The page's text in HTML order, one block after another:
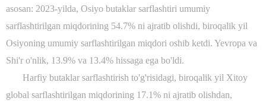
asosan: 2023-yilda, Osiyo butaklar sarflashtiri umumiy
sarflashtirilgan miqdorining 54.7% ni ajratib olishdi, biroqalik yil
Osiyoning umumiy sarflashtirilgan miqdori oshib ketdi. Yevropa va
Shi'r o'nlik, 13.9% va 13.4% hissaga ega bo'ldi.
Harfiy butaklar sarflashtirish to'g'risidagi, biroqalik yil Xitoy
global sarflashtirilgan miqdorining 17.1% ni ajratib olishdan,